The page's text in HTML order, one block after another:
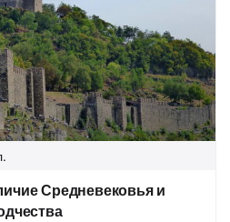
Средневековья и